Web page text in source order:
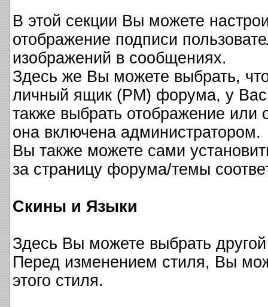
В этой секции Вы можете
отображение подписи
изображений в сообщениях.
Здесь же Вы можете выбрать,
личный ящик (PM) форума, у
также выбрать отображение
она включена администратором.
Вы также можете сами
за страницу форума/темы
Скины и Языки
Здесь Вы можете выбрать
Перед изменением стиля, Вы
этого стиля.